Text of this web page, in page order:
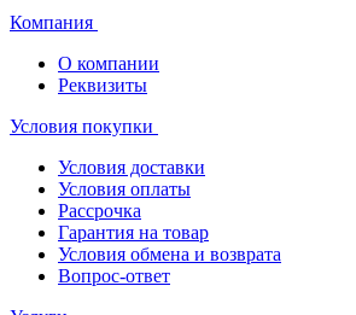
Компания
О компании
Реквизиты
Условия покупки
Условия доставки
Условия оплаты
Рассрочка
Гарантия на товар
Условия обмена и возврата
Вопрос-ответ